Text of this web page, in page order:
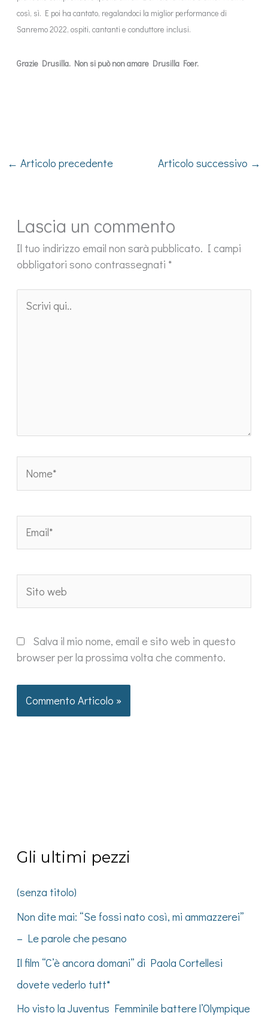
così, sì. E poi ha cantato, regalandoci la miglior performance di
Sanremo 2022, ospiti, cantanti e conduttore inclusi.
Grazie Drusilla. Non si può non amare Drusilla Foer.
← Articolo precedente Articolo successivo →
Lascia un commento
Il tuo indirizzo email non sarà pubblicato. I campi
obbligatori sono contrassegnati *
qui..
web
Salva il mio nome, email e sito web in questo
browser per la prossima volta che commento.
Gli ultimi pezzi
(senza titolo)
Non dite mai: “Se fossi nato così, mi ammazzerei”
– Le parole che pesano
Il film “C’è ancora domani” di Paola Cortellesi
dovete vederlo tutt*
Ho visto la Juventus Femminile battere l’Olympique